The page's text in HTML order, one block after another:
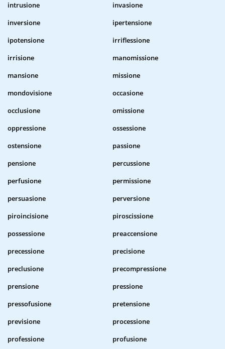
intrusione
invasione
inversione
ipertensione
ipotensione
irriflessione
irrisione
manomissione
mansione
missione
mondovisione
occasione
occlusione
omissione
oppressione
ossessione
ostensione
passione
pensione
percussione
perfusione
permissione
persuasione
perversione
piroincisione
piroscissione
possessione
preaccensione
precessione
precisione
preclusione
precompressione
prensione
pressione
pressofusione
pretensione
previsione
processione
professione
profusione